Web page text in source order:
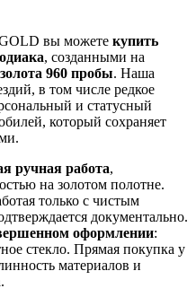
вы можете купить
, созданными на
960 пробы. Наша
в том числе редкое
и статусный
который сохраняет
ручная работа,
на золотом полотне.
только с чистым
документально.
оформлении:
стекло. Прямая покупка у
материалов и